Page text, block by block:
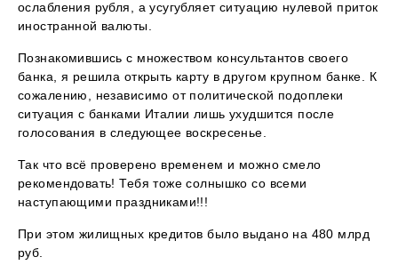
ослабления рубля, а усугубляет ситуацию нулевой приток
иностранной валюты.
Познакомившись с множеством консультантов своего
банка, я решила открыть карту в другом крупном банке. К
сожалению, независимо от политической подоплеки
ситуация с банками Италии лишь ухудшится после
голосования в следующее воскресенье.
Так что всё проверено временем и можно смело
рекомендовать! Тебя тоже солнышко со всеми
наступающими праздниками!!!
При этом жилищных кредитов было выдано на 480 млрд
руб.